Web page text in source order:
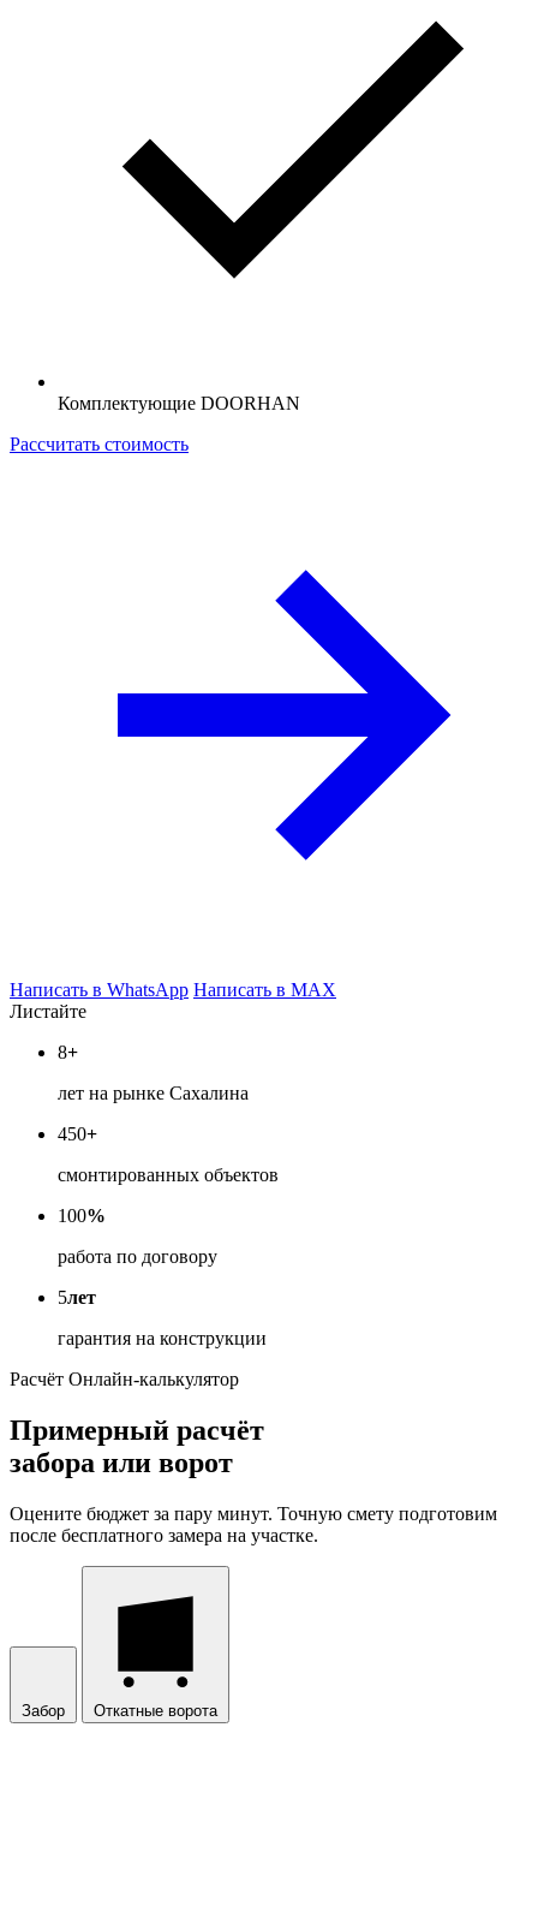
Комплектующие DOORHAN
Рассчитать стоимость
Написать в WhatsApp Написать в MAX
Листайте
8+
лет на рынке Сахалина
450+
смонтированных объектов
100%
работа по договору
5лет
гарантия на конструкции
Расчёт Онлайн-калькулятор
Примерный расчёт
забора или ворот
Оцените бюджет за пару минут. Точную смету подготовим
после бесплатного замера на участке.
Забор Откатные ворота